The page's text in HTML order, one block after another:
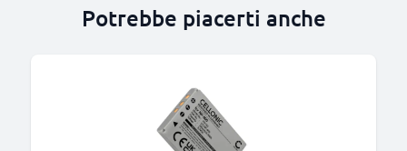
Potrebbe piacerti anche